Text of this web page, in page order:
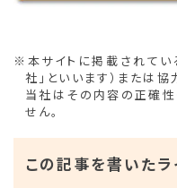
※本サイトに掲載されてい
社」といいます）または
当社はその内容の正確
せん。
この記事を書いたラ